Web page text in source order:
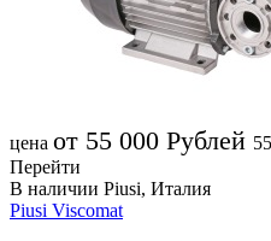
цена от 55 000 Рублей
Перейти
В наличии Piusi, Италия
Piusi Viscomat